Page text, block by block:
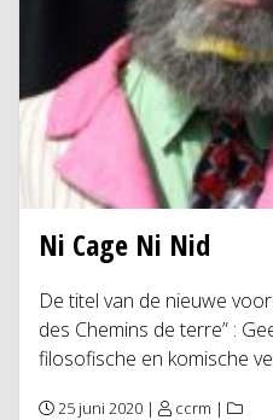
Ni Cage Ni Nid
De titel van de nieuwe
des Chemins de terre” :
filosofische en komische
25 juni 2020 | ccrm |